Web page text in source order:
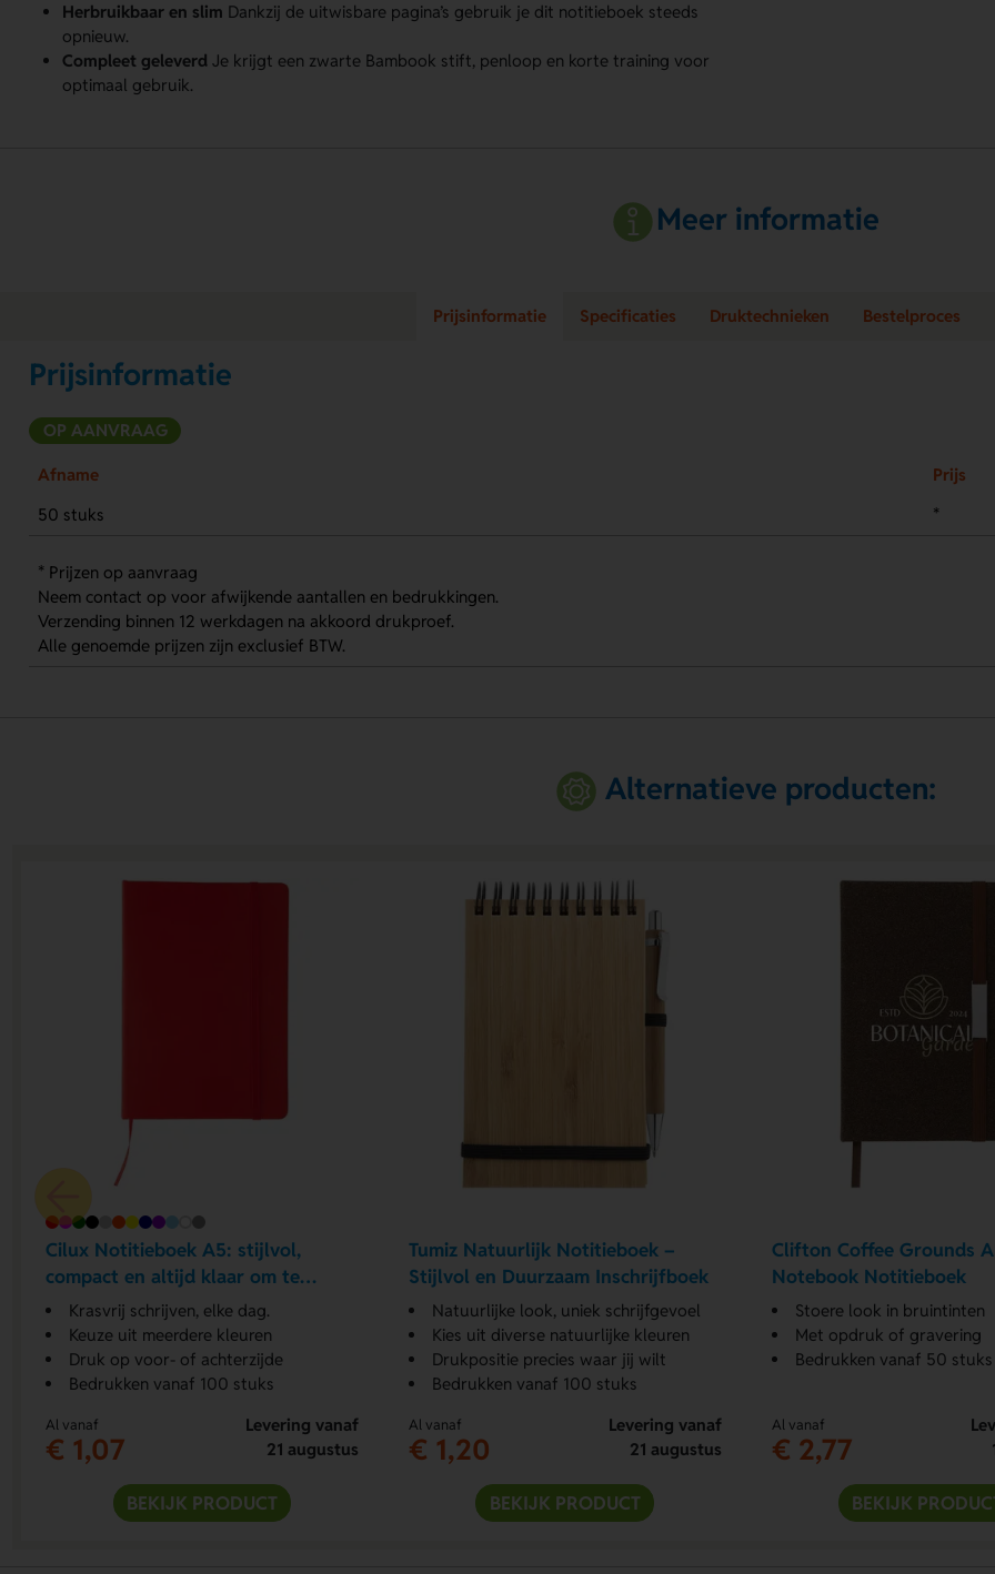
Herbruikbaar en slim Dankzij de uitwisbare pagina’s gebruik je dit notitieboek steeds
opnieuw.
Compleet geleverd Je krijgt een zwarte Bambook stift, penloop en korte training voor
optimaal gebruik.
Meer informatie
Prijsinformatie Specificaties Druktechnieken Bestelproces
Prijsinformatie
OP AANVRAAG
Afname
Prijs
50 stuks
*
* Prijzen op aanvraag
Neem contact op voor afwijkende aantallen en bedrukkingen.
Verzending binnen 12 werkdagen na akkoord drukproef.
Alle genoemde prijzen zijn exclusief BTW.
Alternatieve producten:
Cilux Notitieboek A5: stijlvol,
compact en altijd klaar om te
noteren
Krasvrij schrijven, elke dag.
Keuze uit meerdere kleuren
Druk op voor- of achterzijde
Bedrukken vanaf 100 stuks
Al vanaf
€ 1,07
Levering vanaf
21 augustus
BEKIJK PRODUCT
Tumiz Natuurlijk Notitieboek –
Stijlvol en Duurzaam Inschrijfboek
Natuurlijke look, uniek schrijfgevoel
Kies uit diverse natuurlijke kleuren
Drukpositie precies waar jij wilt
Bedrukken vanaf 100 stuks
Al vanaf
€ 1,20
Levering vanaf
21 augustus
BEKIJK PRODUCT
Clifton Coffee Grounds
Notebook Notitieboek
Stoere look in bruintinten
Met opdruk of gravering
Bedrukken vanaf 50 stuks
Al vanaf
€ 2,77
BEKIJK